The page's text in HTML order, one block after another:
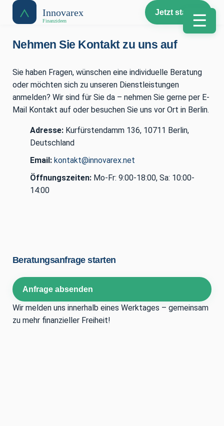
Jetzt starten
☰
Nehmen Sie Kontakt zu uns auf
Sie haben Fragen, wünschen eine individuelle Beratung
oder möchten sich zu unseren Dienstleistungen
anmelden? Wir sind für Sie da – nehmen Sie gerne per E-
Mail Kontakt auf oder besuchen Sie uns vor Ort in Berlin.
Adresse:Kurfürstendamm 136, 10711 Berlin,
Deutschland
Email: kontakt@innovarex.net
Öffnungszeiten:Mo-Fr: 9:00-18:00, Sa: 10:00-
14:00
Beratungsanfrage starten
Anfrage absenden
Wir melden uns innerhalb eines Werktages – gemeinsam
zu mehr finanzieller Freiheit!